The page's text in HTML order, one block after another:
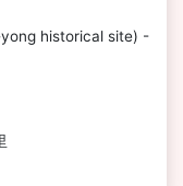
historical site) -